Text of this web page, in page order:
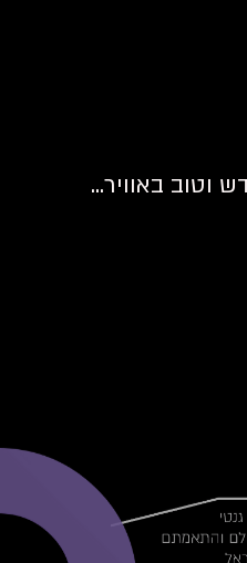
וטוב באוויר...